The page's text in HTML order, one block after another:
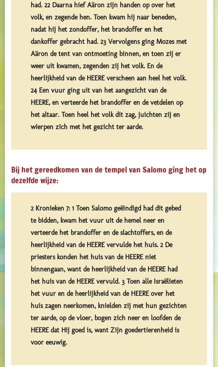
had. 22 Daarna hief Aäron zijn handen op over het
volk, en zegende hen. Toen kwam hij naar beneden,
nadat hij het zondoffer, het brandoffer en het
dankoffer gebracht had. 23 Vervolgens ging Mozes met
Aäron de tent van ontmoeting binnen, en toen zij er
weer uit kwamen, zegenden zij het volk. En de
heerlijkheid van de HEERE verscheen aan heel het volk.
24 Een vuur ging uit van het aangezicht van de
HEERE, en verteerde het brandoffer en de vetdelen op
het altaar. Toen heel het volk dit zag, juichten zij en
wierpen zich met het gezicht ter aarde.
Bij het gereedkomen van de tempel van Salomo ging het op
dezelfde wijze:
2 Kronieken 7: 1 Toen Salomo geëindigd had dit gebed
te bidden, kwam het vuur uit de hemel neer en
verteerde het brandoffer en de slachtoffers, en de
heerlijkheid van de HEERE vervulde het huis. 2 De
priesters konden het huis van de HEERE niet
binnengaan, want de heerlijkheid van de HEERE had
het huis van de HEERE vervuld. 3 Toen alle Israëlieten
het vuur en de heerlijkheid van de HEERE over het
huis zagen neerkomen, knielden zij met hun gezichten
ter aarde, op de vloer, bogen zich neer en loofden de
HEERE dat Hij goed is, want Zijn goedertierenheid is
voor eeuwig.